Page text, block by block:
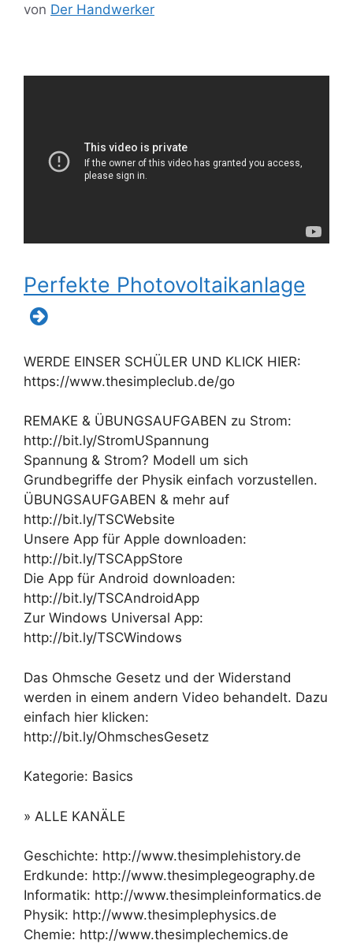
von Der Handwerker
Perfekte Photovoltaikanlage
WERDE EINSER SCHÜLER UND KLICK HIER:
https://www.thesimpleclub.de/go
REMAKE & ÜBUNGSAUFGABEN zu Strom:
http://bit.ly/StromUSpannung
Spannung & Strom? Modell um sich
Grundbegriffe der Physik einfach vorzustellen.
ÜBUNGSAUFGABEN & mehr auf
http://bit.ly/TSCWebsite
Unsere App für Apple downloaden:
http://bit.ly/TSCAppStore
Die App für Android downloaden:
http://bit.ly/TSCAndroidApp
Zur Windows Universal App:
http://bit.ly/TSCWindows
Das Ohmsche Gesetz und der Widerstand
werden in einem andern Video behandelt. Dazu
einfach hier klicken:
http://bit.ly/OhmschesGesetz
Kategorie: Basics
» ALLE KANÄLE
Geschichte: http://www.thesimplehistory.de
Erdkunde: http://www.thesimplegeography.de
Informatik: http://www.thesimpleinformatics.de
Physik: http://www.thesimplephysics.de
Chemie: http://www.thesimplechemics.de